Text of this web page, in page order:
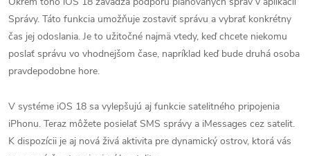
Správy. Táto funkcia umožňuje zostaviť správu a vybrať konkrétny
čas jej odoslania. Je to užitočné najmä vtedy, keď chcete niekomu
poslať správu vo vhodnejšom čase, napríklad keď bude druhá osoba
pravdepodobne hore.
V systéme iOS 18 sa vylepšujú aj funkcie satelitného pripojenia
iPhonu. Teraz môžete posielať SMS správy a iMessages cez satelit.
K dispozícii je aj nová živá aktivita pre dynamický ostrov, ktorá vás